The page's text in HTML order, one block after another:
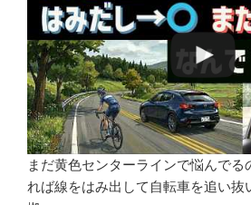
まだ黄色センターラインで悩んでる
れば線をはみ出して自転車を追い抜